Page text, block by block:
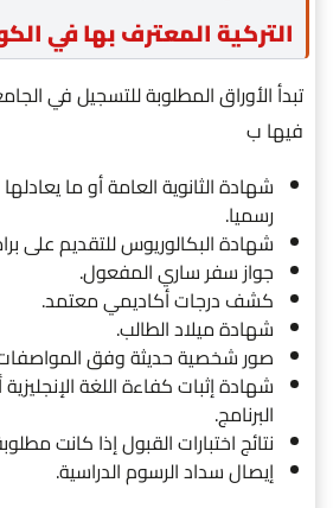
التركية المعترف بها في
تبدأ الأوراق المطلوبة للتسجيل في
فيها ب
شهادة الثانوية العامة أو ما
رسميا.
شهادة البكالوريوس للتقديم على
جواز سفر ساري المفعول.
كشف درجات أكاديمي معتمد.
شهادة ميلاد الطالب.
صور شخصية حديثة وفق
شهادة إثبات كفاءة اللغة
البرنامج.
نتائج اختبارات القبول إذا كانت
إيصال سداد الرسوم الدراسية.